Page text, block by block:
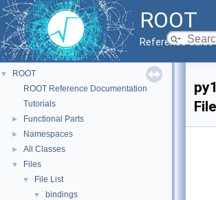
ROOT
Reference Guide
▼
ROOT
ROOT Reference Documentation
Tutorials
► Functional Parts
► Namespaces
► All Classes
▼ Files
▼ File List
▼ bindings